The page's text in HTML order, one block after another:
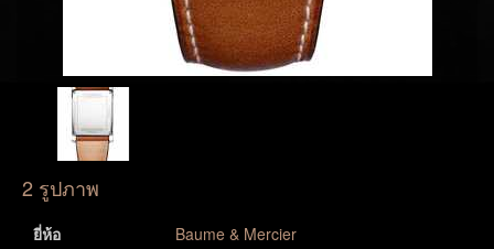
2 รูปภาพ
ยี่ห้อ
Baume & Mercier